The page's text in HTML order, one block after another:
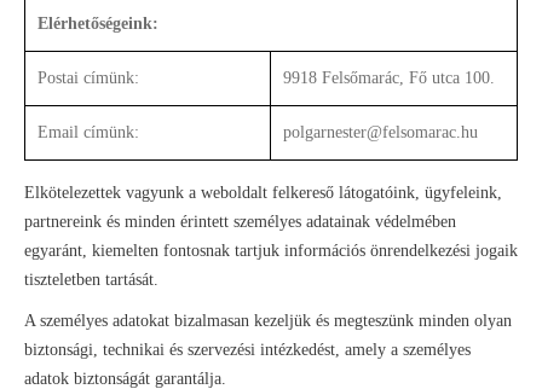
Elérhetőségeink:
Postai címünk: 9918 Felsőmarác, Fő utca 100.
Email címünk: polgarnester@felsomarac.hu
Elkötelezettek vagyunk a weboldalt felkereső látogatóink, ügyfeleink,
partnereink és minden érintett személyes adatainak védelmében
egyaránt, kiemelten fontosnak tartjuk információs önrendelkezési jogaik
tiszteletben tartását.
A személyes adatokat bizalmasan kezeljük és megteszünk minden olyan
biztonsági, technikai és szervezési intézkedést, amely a személyes
adatok biztonságát garantálja.